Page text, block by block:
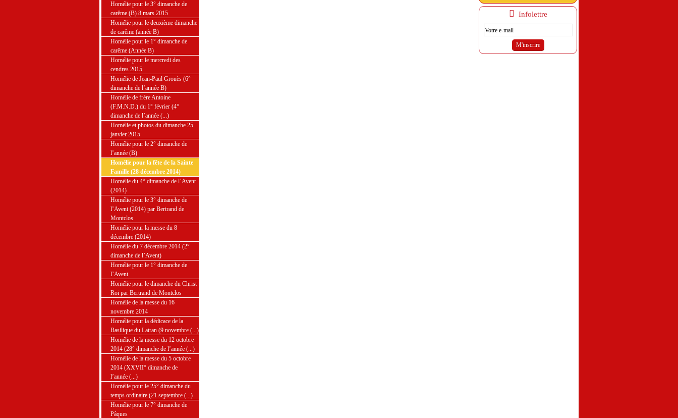
Homélie pour le 3° dimanche de
carême (B) 8 mars 2015
Homélie pour le deuxième dimanche
de carême (année B)
Homélie pour le 1° dimanche de
carême (Année B)
Homélie pour le mercredi des
cendres 2015
Homélie de Jean-Paul Grouès (6°
dimanche de l’année B)
Homélie de frère Antoine
(F.M.N.D.) du 1° février (4°
dimanche de l’année (...)
Homélie et photos du dimanche 25
janvier 2015
Homélie pour le 2° dimanche de
l’année (B)
Homélie pour la fête de la Sainte
Famille (28 décembre 2014)
Homélie du 4° dimanche de l’Avent
(2014)
Homélie pour le 3° dimanche de
l’Avent (2014) par Bertrand de
Montclos
Homélie pour la messe du 8
décembre (2014)
Homélie du 7 décembre 2014 (2°
dimanche de l’Avent)
Homélie pour le 1° dimanche de
l’Avent
Homélie pour le dimanche du Christ
Roi par Bertrand de Montclos
Homélie de la messe du 16
novembre 2014
Homélie pour la dédicace de la
Basilique du Latran (9 novembre (...)
Homélie de la messe du 12 octobre
2014 (28° dimanche de l’année (...)
Homélie de la messe du 5 octobre
2014 (XXVII° dimanche de
l’année (...)
Homélie pour le 25° dimanche du
temps ordinaire (21 septembre (...)
Homélie pour le 7° dimanche de
Pâques
Infolettre